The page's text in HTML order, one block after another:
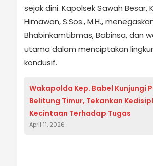
sejak dini. Kapolsek Sawah Besar,
Himawan, S.Sos., M.H.,
Bhabinkamtibmas, Babinsa, dan
utama dalam menciptakan
kondusif.
Wakapolda Kep. Babel Kunjungi
Belitung Timur, Tekankan
Kecintaan Terhadap Tugas
April 11, 2026